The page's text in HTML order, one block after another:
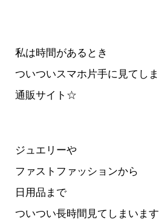
私は時間があるとき
ついついスマホ片手に見てし
通販サイト☆
ジュエリーや
ファストファッションから
日用品まで
ついつい長時間見てしまいます